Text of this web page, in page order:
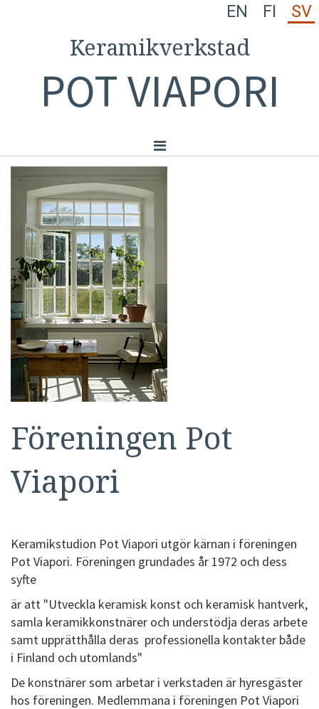
EN FI SV
Keramikverkstad
POT VIAPORI
Föreningen Pot
Viapori
Keramikstudion Pot Viapori utgör kärnan i föreningen
Pot Viapori. Föreningen grundades år 1972 och dess
syfte
är att "Utveckla keramisk konst och keramisk hantverk,
samla keramikkonstnärer och understödja deras arbete
samt upprätthålla deras professionella kontakter både
i Finland och utomlands"
De konstnärer som arbetar i verkstaden är hyresgäster
hos föreningen. Medlemmana i föreningen Pot Viapori